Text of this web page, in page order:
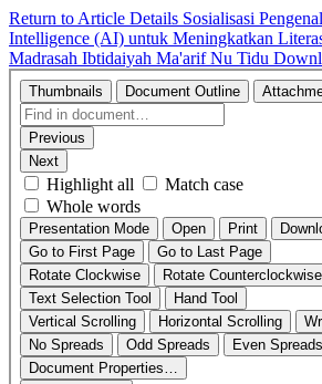
Return to Article Details Sosialisasi
Intelligence (AI) untuk Meningkatkan
Madrasah Ibtidaiyah Ma'arif Nu Tidu